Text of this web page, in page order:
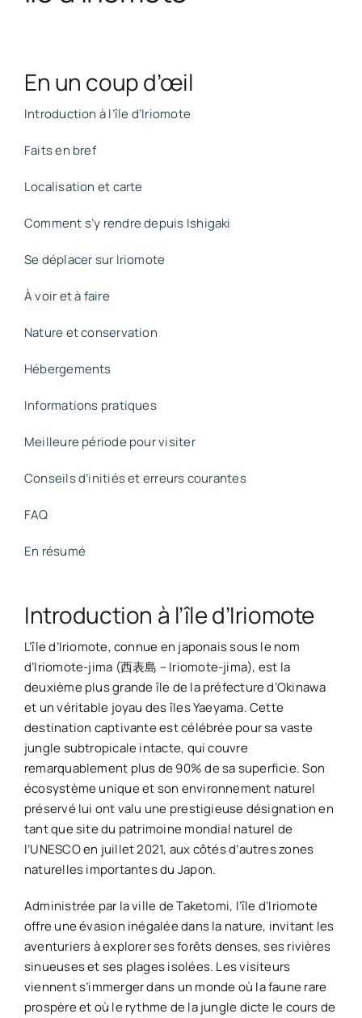
En un coup d’œil
Introduction à l’île d’Iriomote
Faits en bref
Localisation et carte
Comment s’y rendre depuis Ishigaki
Se déplacer sur Iriomote
À voir et à faire
Nature et conservation
Hébergements
Informations pratiques
Meilleure période pour visiter
Conseils d’initiés et erreurs courantes
FAQ
En résumé
Introduction à l’île d’Iriomote
L’île d’Iriomote, connue en japonais sous le nom
d’Iriomote-jima (西表島 – Iriomote-jima), est la
deuxième plus grande île de la préfecture d’Okinawa
et un véritable joyau des îles Yaeyama. Cette
destination captivante est célébrée pour sa vaste
jungle subtropicale intacte, qui couvre
remarquablement plus de 90% de sa superficie. Son
écosystème unique et son environnement naturel
préservé lui ont valu une prestigieuse désignation en
tant que site du patrimoine mondial naturel de
l’UNESCO en juillet 2021, aux côtés d’autres zones
naturelles importantes du Japon.
Administrée par la ville de Taketomi, l’île d’Iriomote
offre une évasion inégalée dans la nature, invitant les
aventuriers à explorer ses forêts denses, ses rivières
sinueuses et ses plages isolées. Les visiteurs
viennent s’immerger dans un monde où la faune rare
prospère et où le rythme de la jungle dicte le cours de